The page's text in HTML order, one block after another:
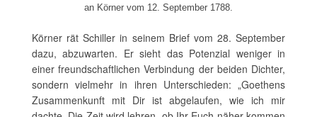
an Körner vom 12. September 1788.
Körner rät Schiller in seinem Brief vom 28. September
dazu, abzuwarten. Er sieht das Potenzial weniger in
einer freundschaftlichen Verbindung der beiden Dichter,
sondern vielmehr in ihren Unterschieden: „Goethens
Zusammenkunft mit Dir ist abgelaufen, wie ich mir